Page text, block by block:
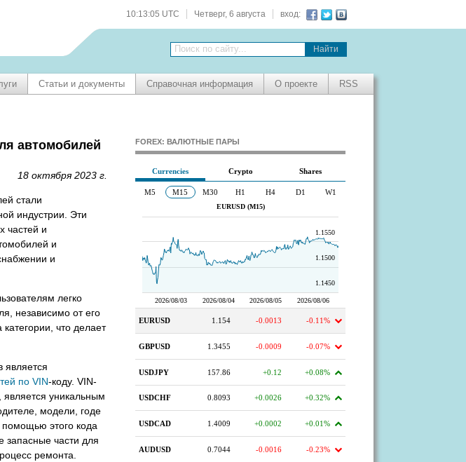
10:13:05 UTC Четверг, 6 августа вход:
Поиск по сайту...
Статьи и документы Справочная информация О проекте RSS
автомобилей
18 октября 2023 г.
стали
индустрии. Эти
частей и
и
и
легко
независимо от его
что делает
является
по VIN-коду. VIN-
уникальным
модели, годе
помощью этого кода
запасные части для
ремонта.
FOREX: ВАЛЮТНЫЕ ПАРЫ